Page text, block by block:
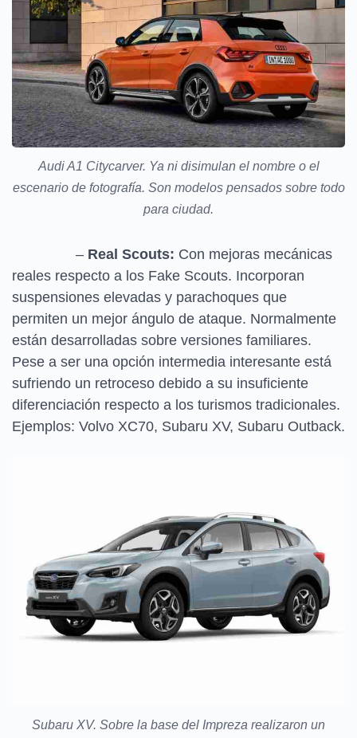
Audi A1 Citycarver. Ya ni disimulan el nombre o el
escenario de fotografía. Son modelos pensados sobre todo
para ciudad.
– Real Scouts: Con mejoras mecánicas
reales respecto a los Fake Scouts. Incorporan
suspensiones elevadas y parachoques que
permiten un mejor ángulo de ataque. Normalmente
están desarrolladas sobre versiones familiares.
Pese a ser una opción intermedia interesante está
sufriendo un retroceso debido a su insuficiente
diferenciación respecto a los turismos tradicionales.
Ejemplos: Volvo XC70, Subaru XV, Subaru Outback.
Subaru XV. Sobre la base del Impreza realizaron un